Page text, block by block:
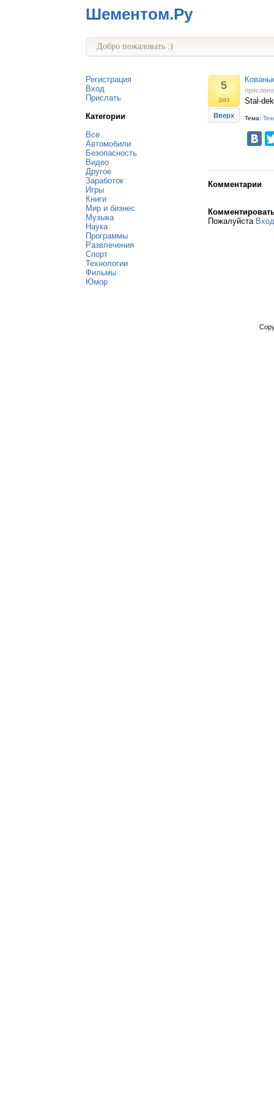
Шементом.Ру
Добро пожаловать :)
Регистрация
Вход
Прислать
Категории
Все
Автомобили
Безопасность
Видео
Другое
Заработок
Игры
Книги
Мир и бизнес
Музыка
Наука
Программы
Развлечения
Спорт
Технологии
Фильмы
Юмор
5
раз
Вверх
Stal-
Тема:
Комментарии
Пожалуйста Вход